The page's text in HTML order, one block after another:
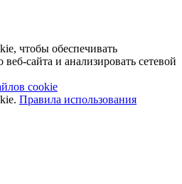
чтобы обеспечивать
сайта и анализировать сетевой
cookie
Правила использования